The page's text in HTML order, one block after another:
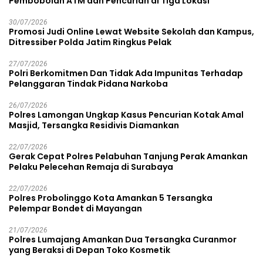
30/07/2026
Promosi Judi Online Lewat Website Sekolah dan Kampus,
Ditressiber Polda Jatim Ringkus Pelak
27/07/2026
Polri Berkomitmen Dan Tidak Ada Impunitas Terhadap
Pelanggaran Tindak Pidana Narkoba
26/07/2026
Polres Lamongan Ungkap Kasus Pencurian Kotak Amal
Masjid, Tersangka Residivis Diamankan
22/07/2026
Gerak Cepat Polres Pelabuhan Tanjung Perak Amankan
Pelaku Pelecehan Remaja di Surabaya
22/07/2026
Polres Probolinggo Kota Amankan 5 Tersangka
Pelempar Bondet di Mayangan
21/07/2026
Polres Lumajang Amankan Dua Tersangka Curanmor
yang Beraksi di Depan Toko Kosmetik